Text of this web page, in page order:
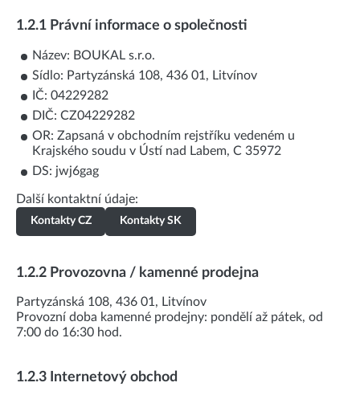
1.2.1 Právní informace o společnosti
Název: BOUKAL s.r.o.
Sídlo: Partyzánská 108, 436 01, Litvínov
IČ: 04229282
DIČ: CZ04229282
OR: Zapsaná v obchodním rejstříku vedeném u
Krajského soudu v Ústí nad Labem, C 35972
DS: jwj6gag
Další kontaktní údaje:
Kontakty CZ Kontakty SK
1.2.2 Provozovna / kamenné prodejna
Partyzánská 108, 436 01, Litvínov
Provozní doba kamenné prodejny: pondělí až pátek, od
7:00 do 16:30 hod.
1.2.3 Internetový obchod